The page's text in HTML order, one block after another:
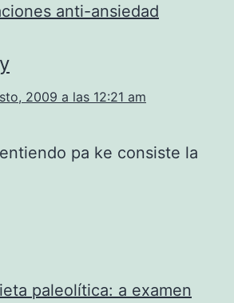
anti-ansiedad
2009 a las 12:21 am
pa ke consiste la
paleolítica: a examen